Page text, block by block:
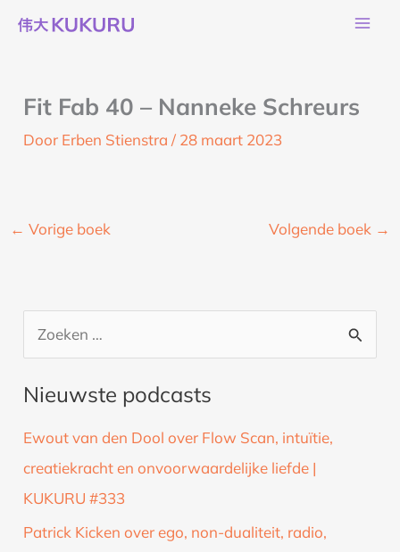
naar
Fit Fab 40 – Nanneke Schreurs
Door Erben Stienstra/ 28 maart 2023
← Vorige boek Volgende boek →
e
k
a
Nieuwste podcasts
Ewout van den Dool over Flow Scan, intuïtie,
creatiekracht en onvoorwaardelijke liefde |
KUKURU #333
Patrick Kicken over ego, non-dualiteit, radio,